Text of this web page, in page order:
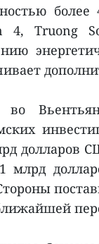
более
4, Truong
долларов
млрд